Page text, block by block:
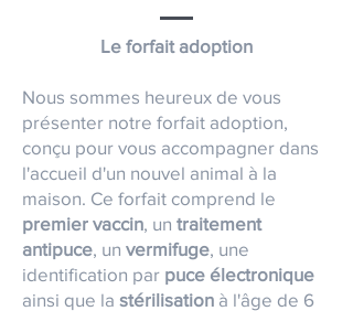
Le forfait adoption
Nous sommes heureux de vous
présenter notre forfait adoption,
conçu pour vous accompagner dans
l'accueil d'un nouvel animal à la
maison. Ce forfait comprend le
premier vaccin, un traitement
antipuce, un vermifuge, une
identification par puce électronique
ainsi que la stérilisation à l'âge de 6